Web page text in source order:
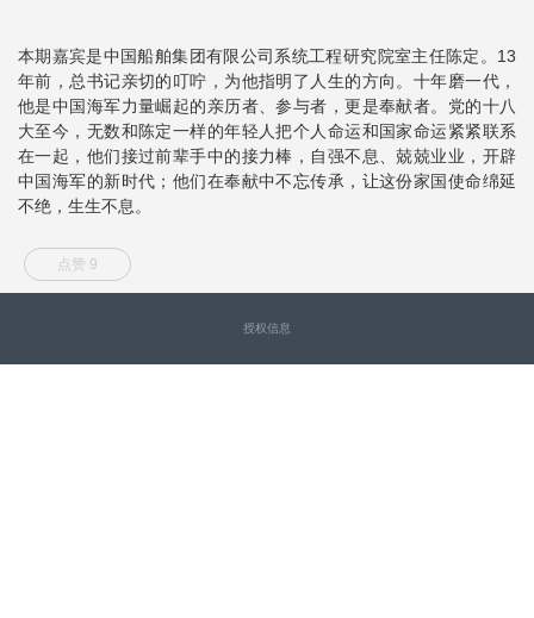
本期嘉宾是中国船舶集团有限公司系统工程研究院室主任陈定。13
年前，总书记亲切的叮咛，为他指明了人生的方向。十年磨一代，
他是中国海军力量崛起的亲历者、参与者，更是奉献者。党的十八
大至今，无数和陈定一样的年轻人把个人命运和国家命运紧紧联系
在一起，他们接过前辈手中的接力棒，自强不息、兢兢业业，开辟
中国海军的新时代；他们在奉献中不忘传承，让这份家国使命绵延
不绝，生生不息。
点赞 9
授权信息